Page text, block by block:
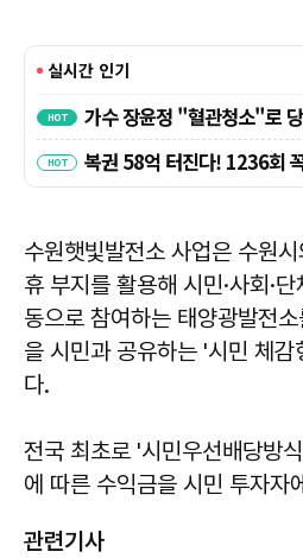
수원햇빛발전소 사업은 수원
휴 부지를 활용해 시민·사회·
동으로 참여하는 태양광발전
을 시민과 공유하는 '시민 체감
다.
전국 최초로 '시민우선배당방
에 따른 수익금을 시민 투자자
관련기사